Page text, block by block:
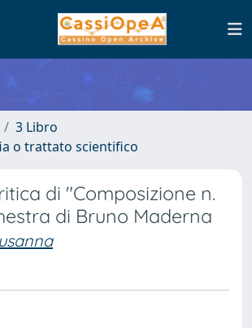
3 Libro
o trattato scientifico
di "Composizione n.
di Bruno Maderna